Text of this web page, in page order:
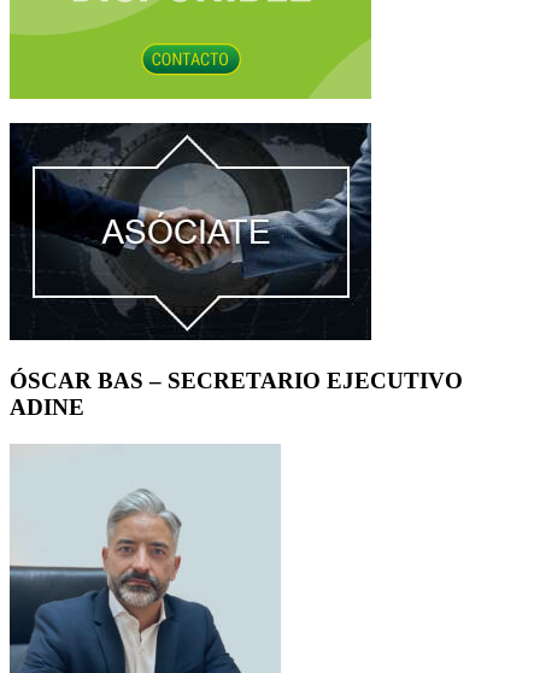
ÓSCAR BAS – SECRETARIO EJECUTIVO
ADINE